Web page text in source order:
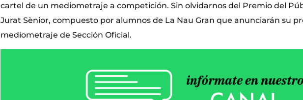
cartel de un mediometraje a competición. Sin olvidarnos del Premio del
Jurat Sènior, compuesto por alumnos de La Nau Gran que anunciarán su
mediometraje de Sección Oficial.